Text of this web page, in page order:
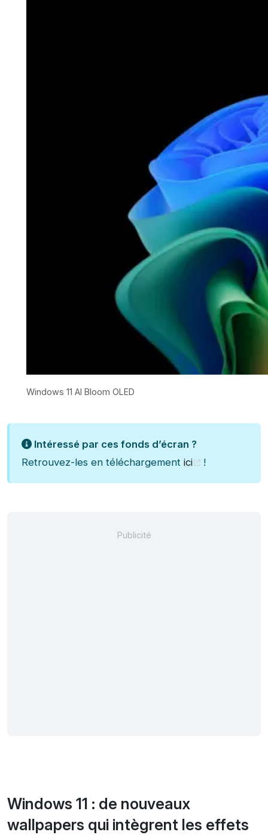
Windows 11 AI Bloom OLED
Intéressé par ces fonds d’écran ?
Retrouvez-les en téléchargement ici !
Windows 11 : de nouveaux
wallpapers qui intègrent les effets